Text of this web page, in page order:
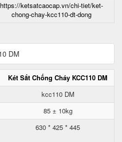
https://ketsatcaocap.vn/chi-tiet/ket-
chong-chay-kcc110-dt-dong
Két Sắt Chống Cháy KCC110 DM
kcc110 DM
85 ± 10kg
630 * 425 * 445